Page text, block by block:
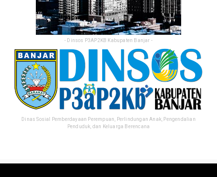
- Dinsos P3AP2KB Kabupaten Banjar -
Dinas Sosial Pemberdayaan Perempuan, Perlindungan Anak, Pengendalian
Penduduk, dan Keluarga Berencana